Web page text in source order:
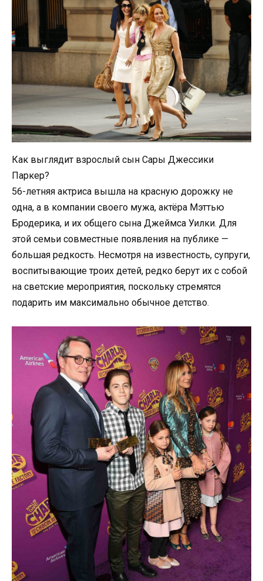
Как выглядит взрослый сын Сары Джессики
Паркер?
56-летняя актриса вышла на красную дорожку не
одна, а в компании своего мужа, актёра Мэттью
Бродерика, и их общего сына Джеймса Уилки. Для
этой семьи совместные появления на публике —
большая редкость. Несмотря на известность, супруги,
воспитывающие троих детей, редко берут их с собой
на светские мероприятия, поскольку стремятся
подарить им максимально обычное детство.